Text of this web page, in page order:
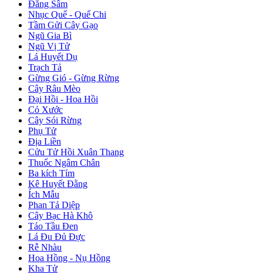
Đẳng Sâm
Nhục Quế - Quế Chi
Tầm Gửi Cây Gạo
Ngũ Gia Bì
Ngũ Vị Tử
Lá Huyết Dụ
Trạch Tả
Gừng Gió - Gừng Rừng
Cây Râu Mèo
Đại Hồi - Hoa Hồi
Cỏ Xước
Cây Sói Rừng
Phụ Tử
Địa Liền
Cửu Tử Hồi Xuân Thang
Thuốc Ngâm Chân
Ba kích Tím
Kê Huyết Đằng
Ích Mẫu
Phan Tả Diệp
Cây Bạc Hà Khô
Táo Tầu Đen
Lá Đu Đủ Đực
Rễ Nhàu
Hoa Hồng - Nụ Hồng
Kha Tử